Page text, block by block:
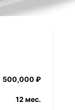
500,000 ₽
12 мес.